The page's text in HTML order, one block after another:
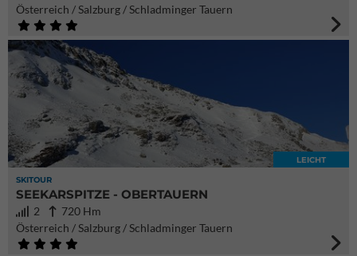
Österreich / Salzburg / Schladminger Tauern
SKITOUR
LEICHT
SEEKARSPITZE - OBERTAUERN
2
720 Hm
Österreich / Salzburg / Schladminger Tauern